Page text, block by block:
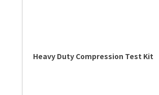
Heavy Duty Compression Test Kit